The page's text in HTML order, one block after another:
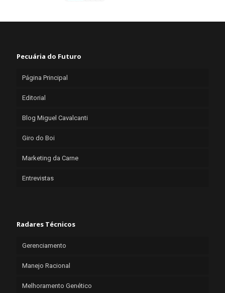
Pecuária do Futuro
Página Principal
Editorial
Blog Miguel Cavalcanti
Giro do Boi
Marketing da Carne
Entrevistas
Radares Técnicos
Gerenciamento
Manejo Racional
Melhoramento Genético